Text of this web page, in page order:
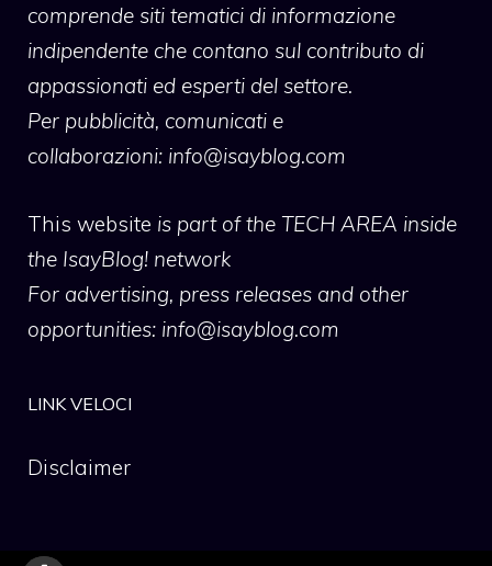
comprende siti tematici di informazione
indipendente che contano sul contributo di
appassionati ed esperti del settore.
Per pubblicità, comunicati e
collaborazioni: info@isayblog.com
This website is part of the TECH AREA inside
the IsayBlog! network
For advertising, press releases and other
opportunities: info@isayblog.com
LINK VELOCI
Disclaimer